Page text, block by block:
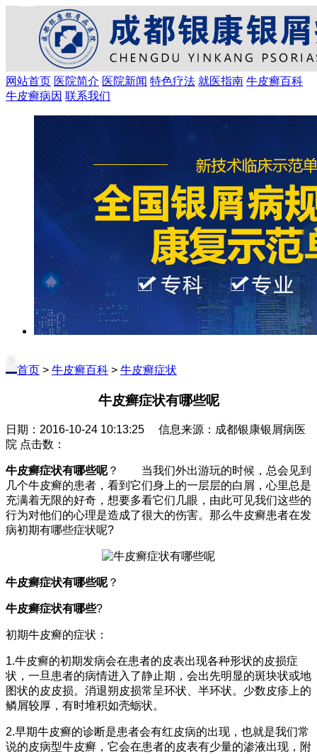
网站首页 医院简介 医院新闻 特色疗法 就医指南 牛皮癣百科
牛皮癣病因 联系我们
首页 > 牛皮癣百科 > 牛皮癣症状
牛皮癣症状有哪些呢
日期：2016-10-24 10:13:25 信息来源：成都银康银屑病医
院 点击数：
牛皮癣症状有哪些呢？ 当我们外出游玩的时候，总会见到
几个牛皮癣的患者，看到它们身上的一层层的白屑，心里总是
充满着无限的好奇，想要多看它们几眼，由此可见我们这些的
行为对他们的心理是造成了很大的伤害。那么牛皮癣患者在发
病初期有哪些症状呢?
牛皮癣症状有哪些呢？
牛皮癣症状有哪些?
初期牛皮癣的症状：
1.牛皮癣的初期发病会在患者的皮表出现各种形状的皮损症
状，一旦患者的病情进入了静止期，会出先明显的斑块状或地
图状的皮皮损。消退朔皮损常呈环状、半环状。少数皮疹上的
鳞屑较厚，有时堆积如壳蛎状。
2.早期牛皮癣的诊断是患者会有红皮病的出现，也就是我们常
说的皮病型牛皮癣，它会在患者的皮表有少量的渗液出现，附